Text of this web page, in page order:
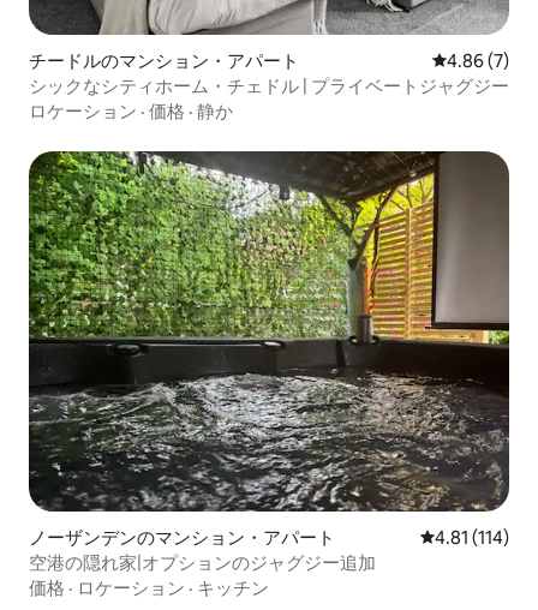
チードルのマンション・アパート レビュー7
4.86 (7)
シックなシティホーム・チェドル | プライベートジャグジー
ロケーション · 価格 · 静か
ノーザンデンのマンション・アパート レビュー114
4.81 (114)
空港の隠れ家|オプションのジャグジー追加
価格 · ロケーション · キッチン